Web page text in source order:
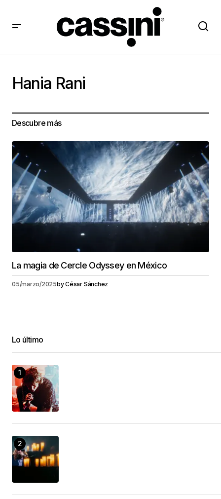
Hania Rani
Descubre más
La magia de Cercle Odyssey en México
05/marzo/2025byCésar Sánchez
Lo último